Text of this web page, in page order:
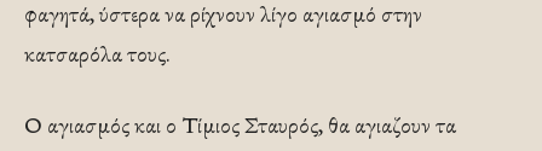
φαγητά, ύστερα να ρίχνουν λίγο αγιασμό στην
κατσαρόλα τους.
Ο αγιασμός και ο Τίμιος Σταυρός, θα αγιαζουν τα